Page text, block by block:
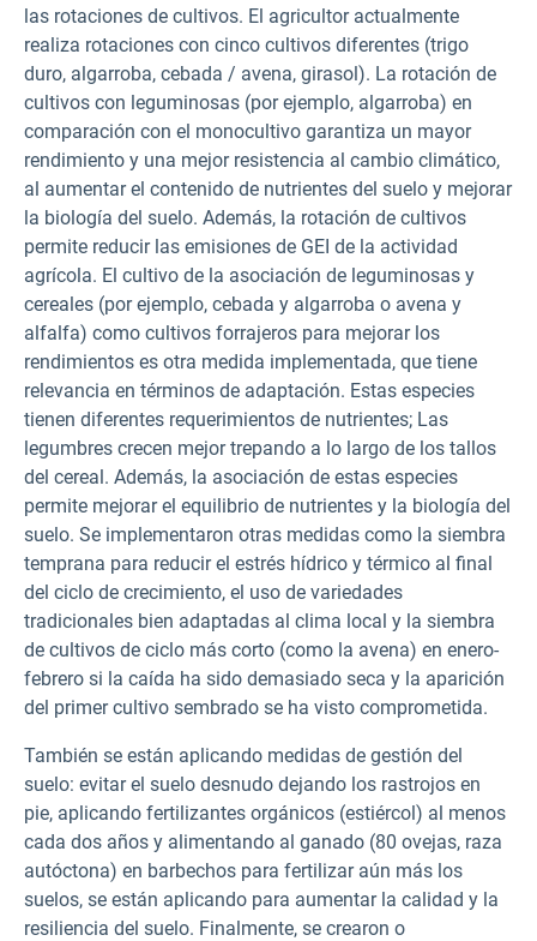
las rotaciones de cultivos. El agricultor actualmente
realiza rotaciones con cinco cultivos diferentes (trigo
duro, algarroba, cebada / avena, girasol). La rotación de
cultivos con leguminosas (por ejemplo, algarroba) en
comparación con el monocultivo garantiza un mayor
rendimiento y una mejor resistencia al cambio climático,
al aumentar el contenido de nutrientes del suelo y mejorar
la biología del suelo. Además, la rotación de cultivos
permite reducir las emisiones de GEI de la actividad
agrícola. El cultivo de la asociación de leguminosas y
cereales (por ejemplo, cebada y algarroba o avena y
alfalfa) como cultivos forrajeros para mejorar los
rendimientos es otra medida implementada, que tiene
relevancia en términos de adaptación. Estas especies
tienen diferentes requerimientos de nutrientes; Las
legumbres crecen mejor trepando a lo largo de los tallos
del cereal. Además, la asociación de estas especies
permite mejorar el equilibrio de nutrientes y la biología del
suelo. Se implementaron otras medidas como la siembra
temprana para reducir el estrés hídrico y térmico al final
del ciclo de crecimiento, el uso de variedades
tradicionales bien adaptadas al clima local y la siembra
de cultivos de ciclo más corto (como la avena) en enero-
febrero si la caída ha sido demasiado seca y la aparición
del primer cultivo sembrado se ha visto comprometida.
También se están aplicando medidas de gestión del
suelo: evitar el suelo desnudo dejando los rastrojos en
pie, aplicando fertilizantes orgánicos (estiércol) al menos
cada dos años y alimentando al ganado (80 ovejas, raza
autóctona) en barbechos para fertilizar aún más los
suelos, se están aplicando para aumentar la calidad y la
resiliencia del suelo. Finalmente, se crearon o